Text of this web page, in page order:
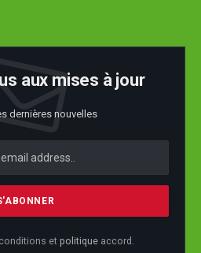
aux mises à jour
dernières nouvelles
et politiqueaccord.